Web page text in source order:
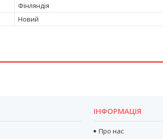
Фінляндія
Новий
ІНФОРМАЦІЯ
Про нас